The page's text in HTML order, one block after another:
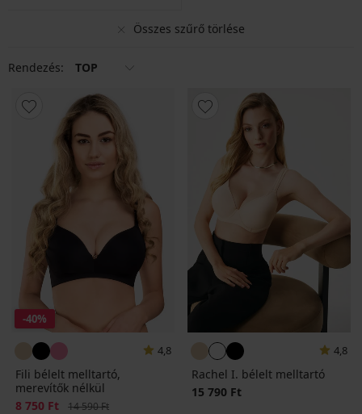
Összes szűrő törlése
Rendezés: TOP
-40%
4,8
Fili bélelt melltartó,
merevítők nélkül
Kedvezmény
8 750 Ft Eredeti ár
14 590 Ft
4,8
Rachel I. bélelt melltartó
15 790 Ft